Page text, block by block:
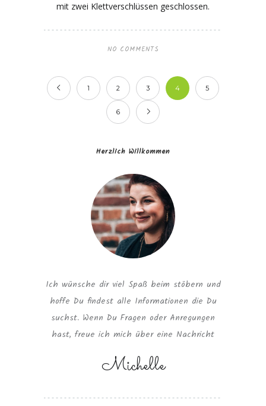
mit zwei Klettverschlüssen geschlossen.
NO COMMENTS
1 2 3 4 5
6
Herzlich Willkommen
Ich wünsche dir viel Spaß beim stöbern und
hoffe Du findest alle Informationen die Du
suchst. Wenn Du Fragen oder Anregungen
hast, freue ich mich über eine Nachricht
Michelle